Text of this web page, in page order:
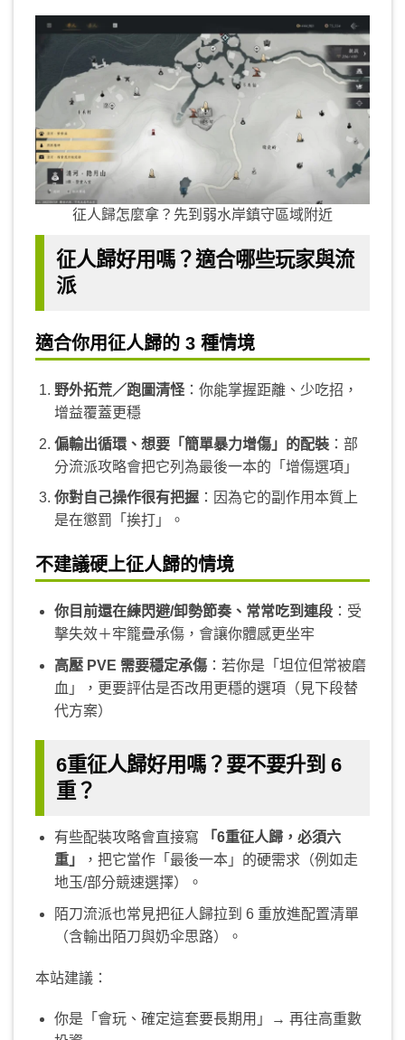
征人歸怎麼拿？先到弱水岸鎮守區域附近
征人歸好用嗎？適合哪些玩家與流
派
適合你用征人歸的 3 種情境
野外拓荒／跑圖清怪：你能掌握距離、少吃招，
增益覆蓋更穩
偏輸出循環、想要「簡單暴力增傷」的配裝：部
分流派攻略會把它列為最後一本的「增傷選項」
你對自己操作很有把握：因為它的副作用本質上
是在懲罰「挨打」。
不建議硬上征人歸的情境
你目前還在練閃避/卸勢節奏、常常吃到連段：受
擊失效＋牢籠疊承傷，會讓你體感更坐牢
高壓 PVE 需要穩定承傷：若你是「坦位但常被磨
血」，更要評估是否改用更穩的選項（見下段替
代方案）
6重征人歸好用嗎？要不要升到 6
重？
有些配裝攻略會直接寫
「6重征人歸，必須六
重」
，把它當作「最後一本」的硬需求（例如走
地玉/部分競速選擇）。
陌刀流派也常見把征人歸拉到 6 重放進配置清單
（含輸出陌刀與奶伞思路）。
本站建議：
你是「會玩、確定這套要長期用」→ 再往高重數